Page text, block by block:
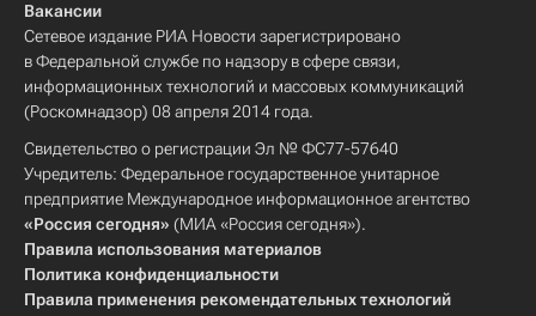
Вакансии
Сетевое издание РИА Новости зарегистрировано
в Федеральной службе по надзору в сфере связи,
информационных технологий и массовых коммуникаций
(Роскомнадзор) 08 апреля 2014 года.
Свидетельство о регистрации Эл № ФС77-57640
Учредитель: Федеральное государственное унитарное
предприятие Международное информационное агентство
«Россия сегодня» (МИА «Россия сегодня»).
Правила использования материалов
Политика конфиденциальности
Правила применения рекомендательных технологий